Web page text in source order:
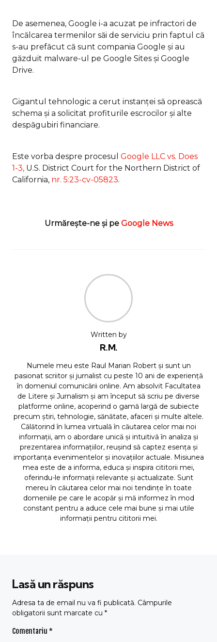
De asemenea, Google i-a acuzat pe infractori de
încălcarea termenilor săi de serviciu prin faptul că
s-au prefăcut că sunt compania Google și au
găzduit malware-ul pe Google Sites și Google
Drive.
Gigantul tehnologic a cerut instanței să oprească
schema și a solicitat profiturile escrocilor și alte
despăgubiri financiare.
Este vorba despre procesul Google LLC vs. Does
1-3, U.S. District Court for the Northern District of
California, nr. 5:23-cv-05823.
Urmărește-ne și pe Google News
Written by
R.M.
Numele meu este Raul Marian Robert și sunt un
pasionat scriitor și jurnalist cu peste 10 ani de experiență
în domeniul comunicării online. Am absolvit Facultatea
de Litere și Jurnalism și am început să scriu pe diverse
platforme online, acoperind o gamă largă de subiecte
precum știri, tehnologie, sănătate, afaceri și multe altele.
Călătorind în lumea virtuală în căutarea celor mai noi
informații, am o abordare unică și intuitivă în analiza și
prezentarea informațiilor, reușind să captez esența și
importanța evenimentelor și inovațiilor actuale. Misiunea
mea este de a informa, educa și inspira cititorii mei,
oferindu-le informații relevante și actualizate. Sunt
mereu în căutarea celor mai noi tendințe în toate
domeniile pe care le acopăr și mă informez în mod
constant pentru a aduce cele mai bune și mai utile
informații pentru cititorii mei.
Lasă un răspuns
Adresa ta de email nu va fi publicată. Câmpurile
obligatorii sunt marcate cu *
Comentariu *